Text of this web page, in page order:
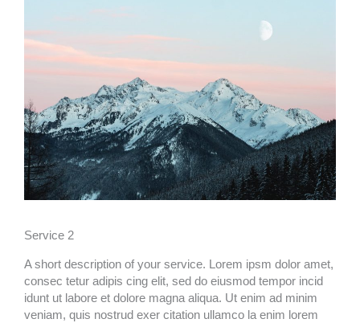
Service 2
A short description of your service. Lorem ipsm dolor amet,
consec tetur adipis cing elit, sed do eiusmod tempor incid
idunt ut labore et dolore magna aliqua. Ut enim ad minim
veniam, quis nostrud exer citation ullamco la enim lorem